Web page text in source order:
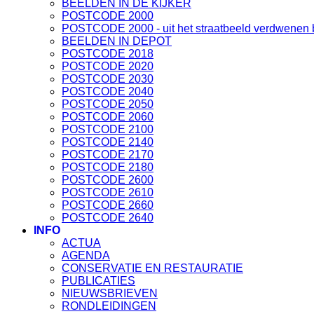
BEELDEN IN DE KIJKER
POSTCODE 2000
POSTCODE 2000 - uit het straatbeeld verdwenen
BEELDEN IN DEPOT
POSTCODE 2018
POSTCODE 2020
POSTCODE 2030
POSTCODE 2040
POSTCODE 2050
POSTCODE 2060
POSTCODE 2100
POSTCODE 2140
POSTCODE 2170
POSTCODE 2180
POSTCODE 2600
POSTCODE 2610
POSTCODE 2660
POSTCODE 2640
INFO
ACTUA
AGENDA
CONSERVATIE EN RESTAURATIE
PUBLICATIES
NIEUWSBRIEVEN
RONDLEIDINGEN